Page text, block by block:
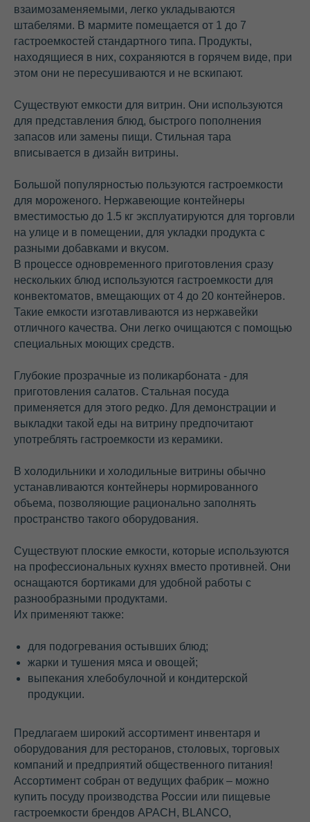
взаимозаменяемыми, легко укладываются
штабелями. В мармите помещается от 1 до 7
гастроемкостей стандартного типа. Продукты,
находящиеся в них, сохраняются в горячем виде, при
этом они не пересушиваются и не вскипают.
Существуют емкости для витрин. Они используются
для представления блюд, быстрого пополнения
запасов или замены пищи. Стильная тара
вписывается в дизайн витрины.
Большой популярностью пользуются гастроемкости
для мороженого. Нержавеющие контейнеры
вместимостью до 1.5 кг эксплуатируются для торговли
на улице и в помещении, для укладки продукта с
разными добавками и вкусом.
В процессе одновременного приготовления сразу
нескольких блюд используются гастроемкости для
конвектоматов, вмещающих от 4 до 20 контейнеров.
Такие емкости изготавливаются из нержавейки
отличного качества. Они легко очищаются с помощью
специальных моющих средств.
Глубокие прозрачные из поликарбоната - для
приготовления салатов. Стальная посуда
применяется для этого редко. Для демонстрации и
выкладки такой еды на витрину предпочитают
употреблять гастроемкости из керамики.
В холодильники и холодильные витрины обычно
устанавливаются контейнеры нормированного
объема, позволяющие рационально заполнять
пространство такого оборудования.
Существуют плоские емкости, которые используются
на профессиональных кухнях вместо противней. Они
оснащаются бортиками для удобной работы с
разнообразными продуктами.
Их применяют также:
для подогревания остывших блюд;
жарки и тушения мяса и овощей;
выпекания хлебобулочной и кондитерской
продукции.
Предлагаем широкий ассортимент инвентаря и
оборудования для ресторанов, столовых, торговых
компаний и предприятий общественного питания!
Ассортимент собран от ведущих фабрик – можно
купить посуду производства России или пищевые
гастроемкости брендов APACH, BLANCO,
Часто задаваемые вопросы